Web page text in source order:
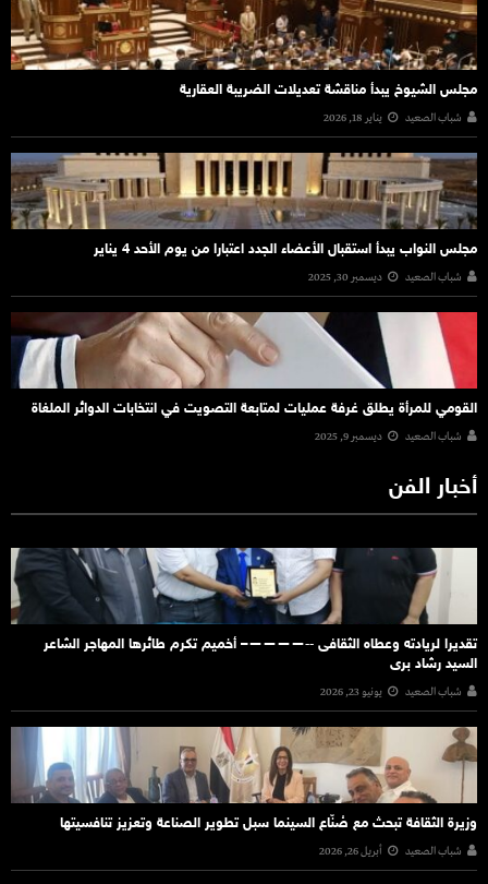
مجلس الشيوخ يبدأ مناقشة تعديلات الضريبة العقارية
شباب الصعيد يناير 18, 2026
مجلس النواب يبدأ استقبال الأعضاء الجدد اعتبارا من يوم الأحد 4 يناير
شباب الصعيد ديسمبر 30, 2025
القومي للمرأة يطلق غرفة عمليات لمتابعة التصويت في انتخابات الدوائر الملغاة
شباب الصعيد ديسمبر 9, 2025
أخبار الفن
تقديرا لريادته وعطاه الثقافى ‐‐————– أخميم تكرم طائرها المهاجر الشاعر
السيد رشاد برى
شباب الصعيد يونيو 23, 2026
وزيرة الثقافة تبحث مع صُنّاع السينما سبل تطوير الصناعة وتعزيز تنافسيتها
شباب الصعيد أبريل 26, 2026